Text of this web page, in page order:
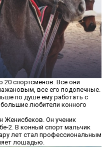
20 спортсменов. Все они
все его подопечные.
по душе ему работать с
любители конного
Женисбеков. Он ученик
2. В конный спорт мальчик
лет стал профессиональным
лошадью.